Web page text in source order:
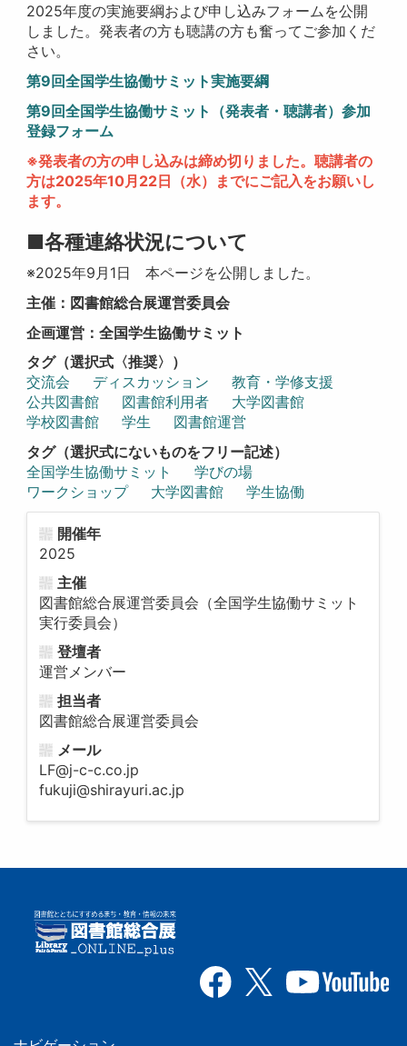
2025年度の実施要綱および申し込みフォームを公開
しました。発表者の方も聴講の方も奮ってご参加くだ
さい。
第9回全国学生協働サミット実施要綱
第9回全国学生協働サミット（発表者・聴講者）参加
登録フォーム
※発表者の方の申し込みは締め切りました。聴講者の
方は2025年10月22日（水）までにご記入をお願いし
ます。
■各種連絡状況について
※2025年9月1日 本ページを公開しました。
主催：図書館総合展運営委員会
企画運営：全国学生協働サミット
タグ（選択式〈推奨〉）
交流会
ディスカッション
教育・学修支援
公共図書館
図書館利用者
大学図書館
学校図書館
学生
図書館運営
タグ（選択式にないものをフリー記述）
全国学生協働サミット
学びの場
ワークショップ
大学図書館 学生協働
開催年
2025
主催
図書館総合展運営委員会（全国学生協働サミット
実行委員会）
登壇者
運営メンバー
担当者
図書館総合展運営委員会
メール
LF@j-c-c.co.jp
fukuji@shirayuri.ac.jp